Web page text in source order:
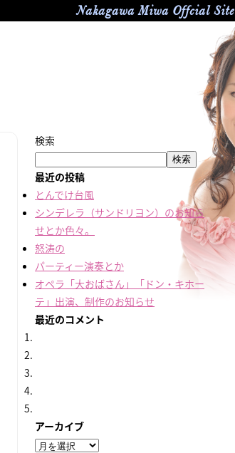
Nakagawa Miwa Offcial Site
検索
検索
最近の投稿
とんでけ台風
シンデレラ（サンドリヨン）のお知ら
せとか色々。
怒涛の
パーティー演奏とか
オペラ「大おばさん」「ドン・キホー
テ」出演、制作のお知らせ
最近のコメント
アーカイブ
ア